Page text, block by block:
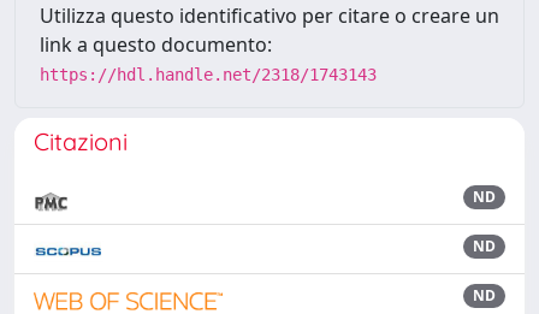
Utilizza questo identificativo per citare o creare un
link a questo documento:
https://hdl.handle.net/2318/1743143
Citazioni
ND
ND
ND